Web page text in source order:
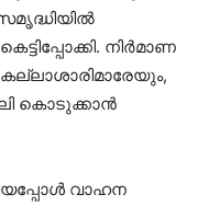
നിര്‍മാണ
കൊടുക്കാന്‍
വാഹന